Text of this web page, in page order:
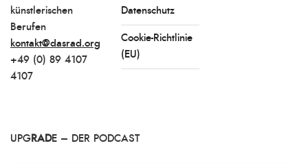
künstlerischen
Berufen
kontakt@dasrad.org
+49 (0) 89 4107
4107
Datenschutz
Cookie-Richtlinie
(EU)
UPG RADE – DER PODCAST